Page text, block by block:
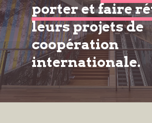
porter et faire
leurs projets de
coopération
internationale.